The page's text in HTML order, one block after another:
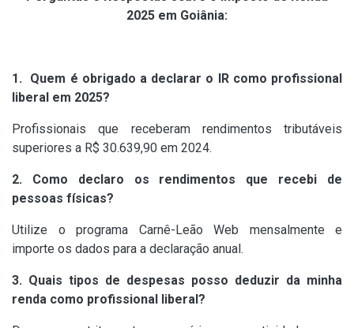
2025 em Goiânia:
1. Quem é obrigado a declarar o IR como profissional
liberal em 2025?
Profissionais que receberam rendimentos tributáveis
superiores a R$ 30.639,90 em 2024.
2. Como declaro os rendimentos que recebi de
pessoas físicas?
Utilize o programa Carnê-Leão Web mensalmente e
importe os dados para a declaração anual.
3. Quais tipos de despesas posso deduzir da minha
renda como profissional liberal?